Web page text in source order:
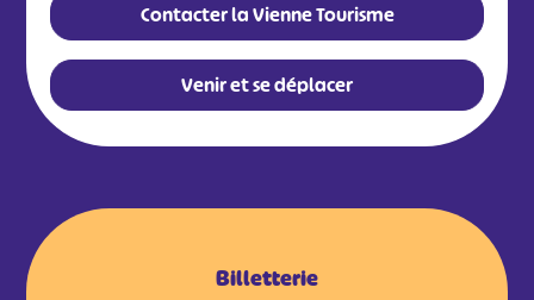
Contacter la Vienne Tourisme
Venir et se déplacer
Billetterie